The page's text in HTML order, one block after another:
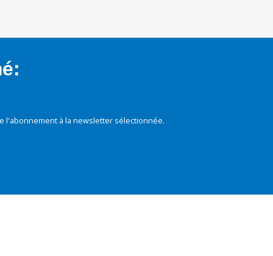
à la newsletter sélectionnée.